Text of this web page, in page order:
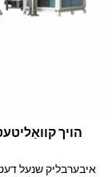
הויך
איבערבליק שנעל